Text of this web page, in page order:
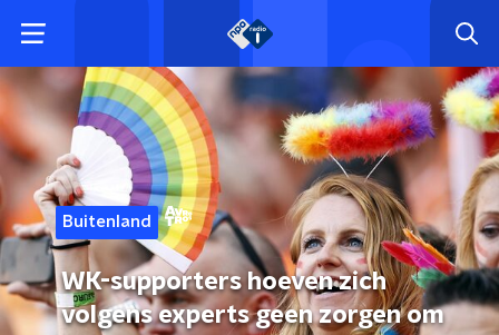
Buitenland
WK-supporters hoeven zich
volgens experts geen zorgen om